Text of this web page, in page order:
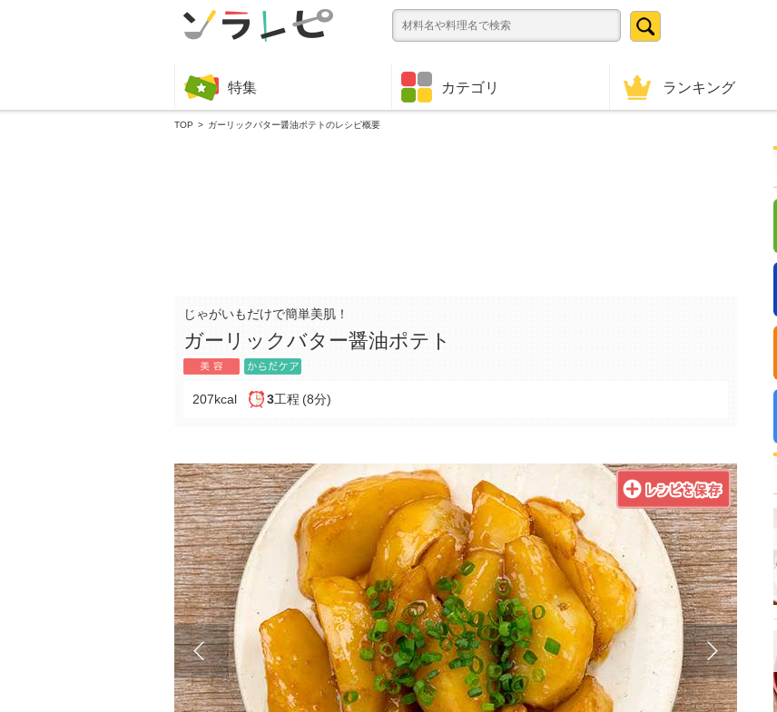
特集 カテゴリ ランキング
TOP ガーリックバター醤油ポテトのレシピ概要
じゃがいもだけで簡単美肌！
ガーリックバター醤油ポテト
207kcal 3工程 (8分)